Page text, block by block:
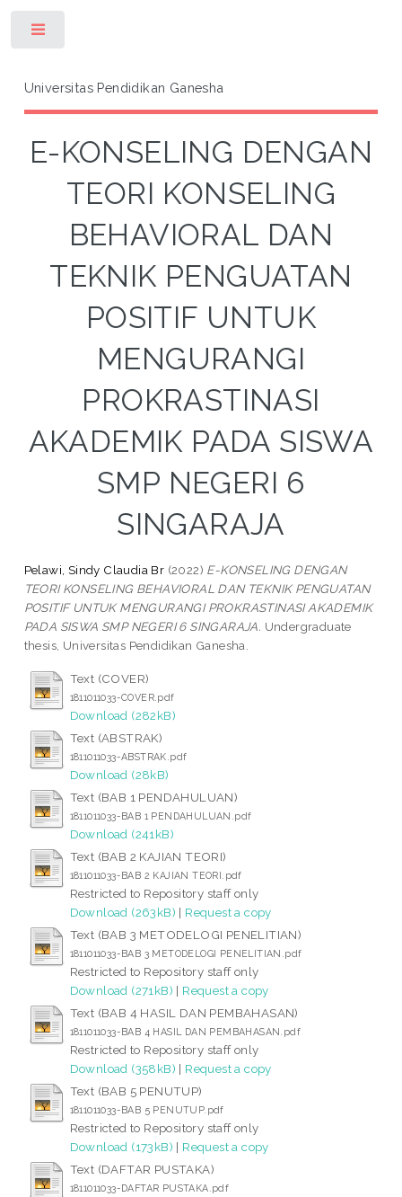
Universitas Pendidikan Ganesha
E-KONSELING DENGAN
TEORI KONSELING
BEHAVIORAL DAN
TEKNIK PENGUATAN
POSITIF UNTUK
MENGURANGI
PROKRASTINASI
AKADEMIK PADA SISWA
SMP NEGERI 6
SINGARAJA
Pelawi, Sindy Claudia Br (2022) E-KONSELING DENGAN
TEORI KONSELING BEHAVIORAL DAN TEKNIK PENGUATAN
POSITIF UNTUK MENGURANGI PROKRASTINASI AKADEMIK
PADA SISWA SMP NEGERI 6 SINGARAJA. Undergraduate
thesis, Universitas Pendidikan Ganesha.
Text (COVER)
1811011033-COVER.pdf
Download (282kB)
Text (ABSTRAK)
1811011033-ABSTRAK.pdf
Download (28kB)
Text (BAB 1 PENDAHULUAN)
1811011033-BAB 1 PENDAHULUAN.pdf
Download (241kB)
Text (BAB 2 KAJIAN TEORI)
1811011033-BAB 2 KAJIAN TEORI.pdf
Restricted to Repository staff only
Download (263kB) | Request a copy
Text (BAB 3 METODELOGI PENELITIAN)
1811011033-BAB 3 METODELOGI PENELITIAN.pdf
Restricted to Repository staff only
Download (271kB) | Request a copy
Text (BAB 4 HASIL DAN PEMBAHASAN)
1811011033-BAB 4 HASIL DAN PEMBAHASAN.pdf
Restricted to Repository staff only
Download (358kB) | Request a copy
Text (BAB 5 PENUTUP)
1811011033-BAB 5 PENUTUP.pdf
Restricted to Repository staff only
Download (173kB) | Request a copy
Text (DAFTAR PUSTAKA)
1811011033-DAFTAR PUSTAKA.pdf